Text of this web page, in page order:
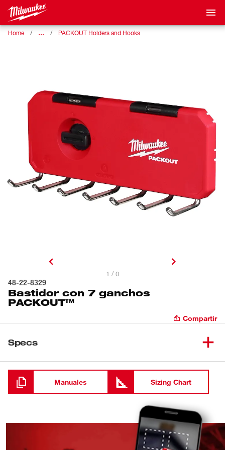
Home … PACKOUT Holders and Hooks
1 / 0
48-22-8329
Bastidor con 7 ganchos
PACKOUT™
Compartir
Specs
Cargando
Manuales Sizing Chart